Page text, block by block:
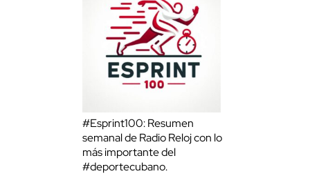
#Esprint100: Resumen
semanal de Radio Reloj con lo
más importante del
#deportecubano.